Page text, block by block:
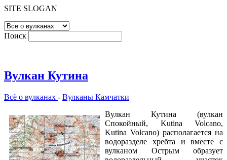
SITE SLOGAN
Поиск
Вулкан Кутина
Всё о вулканах - Вулканы Камчатки
Вулкан Кутина (вулкан
Спокойный, Kutina Volcano,
Kutina Volcano) располагается на
водоразделе хребта и вместе с
вулканом Острым образует